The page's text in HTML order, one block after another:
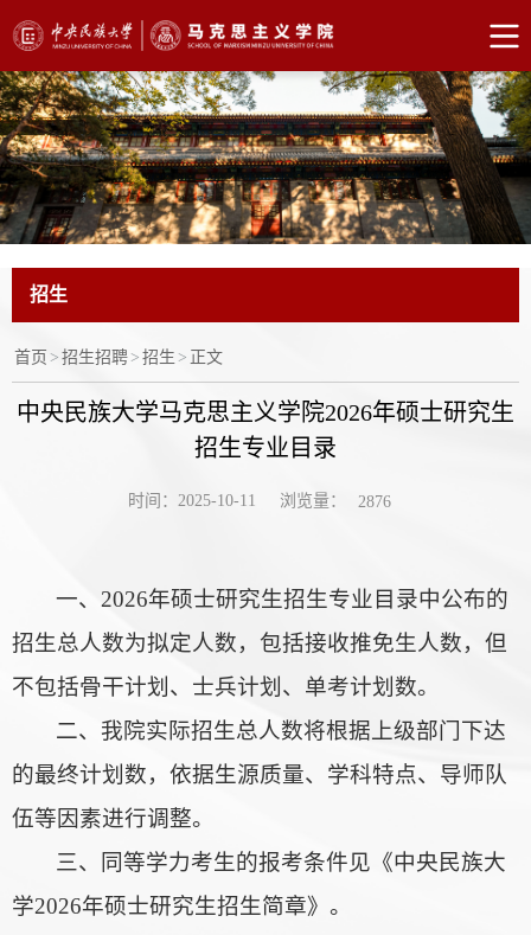
招生
首页 > 招生招聘 > 招生 > 正文
中央民族大学马克思主义学院2026年硕士研究生
招生专业目录
时间：2025-10-11 浏览量： 2876
一、2026年硕士研究生招生专业目录中公布的
招生总人数为拟定人数，包括接收推免生人数，但
不包括骨干计划、士兵计划、单考计划数。
二、我院实际招生总人数将根据上级部门下达
的最终计划数，依据生源质量、学科特点、导师队
伍等因素进行调整。
三、同等学力考生的报考条件见《中央民族大
学2026年硕士研究生招生简章》。